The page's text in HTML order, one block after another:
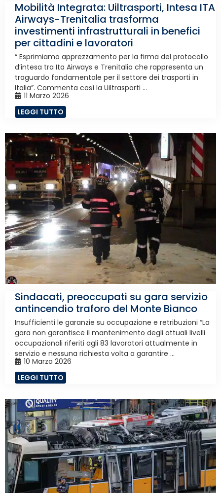
Mobilità Integrata: Uiltrasporti, Intesa ITA
Airways-Trenitalia trasforma
investimenti infrastrutturali in benefici
per cittadini e lavoratori
“ Esprimiamo apprezzamento per la firma del protocollo
d’intesa tra Ita Airways e Trenitalia che rappresenta un
traguardo fondamentale per il settore dei trasporti in
Italia”. Commenta così la Uiltrasporti ...
11 Marzo 2026
LEGGI TUTTO
Sindacati, preoccupati su gara servizio
antincendio traforo del Monte Bianco
Insufficienti le garanzie su occupazione e retribuzioni “La
gara non garantisce il mantenimento degli attuali livelli
occupazionali riferiti agli 83 lavoratori attualmente in
servizio e nessuna richiesta volta a garantire ...
10 Marzo 2026
LEGGI TUTTO